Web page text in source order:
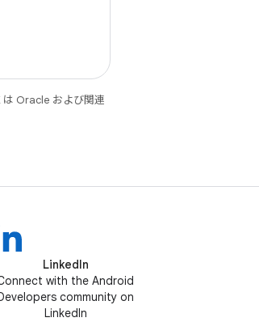
は Oracle および関連
LinkedIn
with the Android
community on
LinkedIn